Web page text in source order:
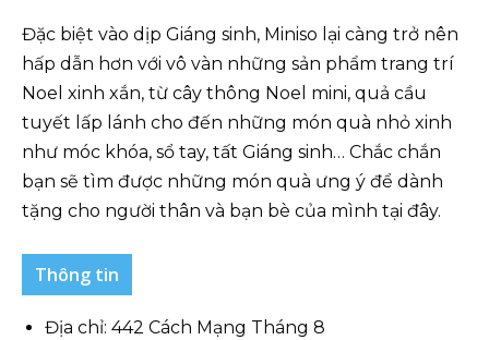
Đặc biệt vào dịp Giáng sinh, Miniso lại càng trở nên
hấp dẫn hơn với vô vàn những sản phẩm trang trí
Noel xinh xắn, từ cây thông Noel mini, quả cầu
tuyết lấp lánh cho đến những món quà nhỏ xinh
như móc khóa, sổ tay, tất Giáng sinh… Chắc chắn
bạn sẽ tìm được những món quà ưng ý để dành
tặng cho người thân và bạn bè của mình tại đây.
Thông tin
Địa chỉ: 442 Cách Mạng Tháng 8